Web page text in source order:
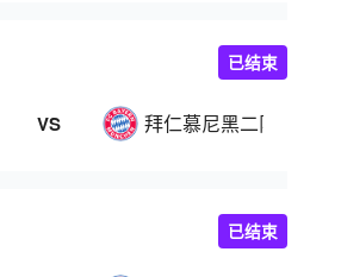
VS 拜仁慕尼黑二队
已结束
已结束